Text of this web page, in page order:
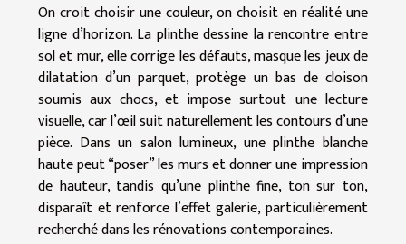
On croit choisir une couleur, on choisit en réalité une
ligne d’horizon. La plinthe dessine la rencontre entre
sol et mur, elle corrige les défauts, masque les jeux de
dilatation d’un parquet, protège un bas de cloison
soumis aux chocs, et impose surtout une lecture
visuelle, car l’œil suit naturellement les contours d’une
pièce. Dans un salon lumineux, une plinthe blanche
haute peut “poser” les murs et donner une impression
de hauteur, tandis qu’une plinthe fine, ton sur ton,
disparaît et renforce l’effet galerie, particulièrement
recherché dans les rénovations contemporaines.